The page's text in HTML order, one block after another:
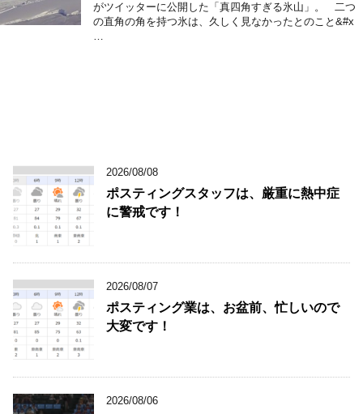
がツイッターに公開した「真四角すぎる氷山」。 二つ
の直角の角を持つ氷は、久しく見なかったとのこと&#x
…
2026/08/08
ポスティングスタッフは、厳重に熱中症
に警戒です！
2026/08/07
ポスティング業は、お盆前、忙しいので
大変です！
2026/08/06